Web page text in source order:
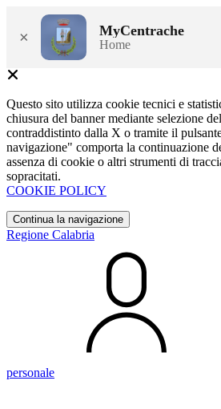
× MyCentrache
Home
Questo sito utilizza cookie tecnici e
chiusura del banner mediante selezione
contraddistinto dalla X o tramite il
navigazione" comporta la continuazione
assenza di cookie o altri strumenti di
sopracitati.
COOKIE POLICY
Continua la navigazione
Regione Calabria
personale